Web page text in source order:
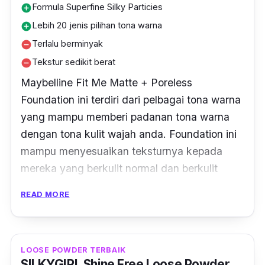
hasil finishing matte.”
add_circleFormula Superfine Silky Particies
add_circleLebih 20 jenis pilihan tona warna
remove_circleTerlalu berminyak
remove_circleTekstur sedikit berat
Maybelline Fit Me Matte + Poreless
Foundation ini terdiri dari pelbagai tona warna
yang mampu memberi padanan tona warna
dengan tona kulit wajah anda. Foundation ini
mampu menyesuaikan teksturnya kepada
mereka yang berkulit normal dan berkulit
Meskipun, sesetengah foundation mampu
membesarkan pori-pori dan menyebabkan
kulit berminyak, tetapi produk ini
READ MORE
LOOSE POWDER TERBAIK